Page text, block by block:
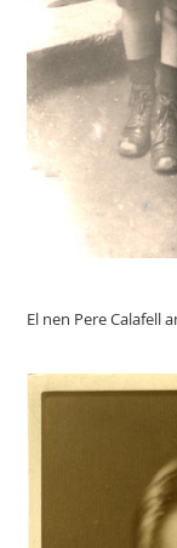
El nen Pere Calafell